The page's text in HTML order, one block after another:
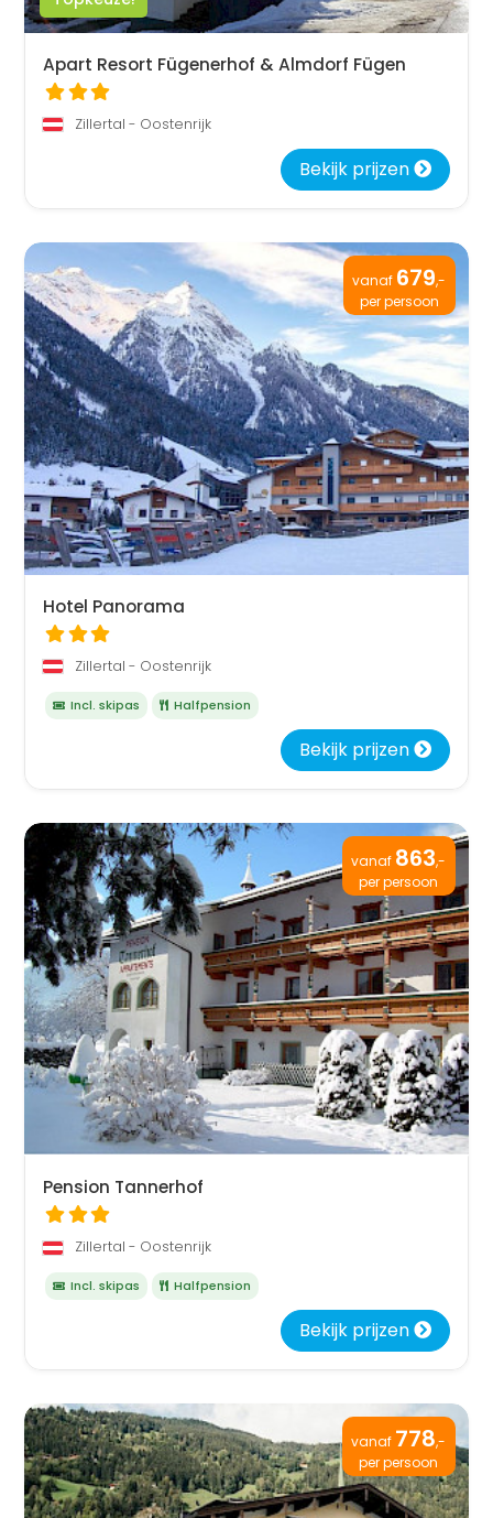
Apart Resort Fügenerhof & Almdorf Fügen
Zillertal - Oostenrijk
Bekijk prijzen
vanaf 679,-
per persoon
Hotel Panorama
Zillertal - Oostenrijk
Incl. skipas Halfpension
Bekijk prijzen
vanaf 863,-
per persoon
Pension Tannerhof
Zillertal - Oostenrijk
Incl. skipas Halfpension
Bekijk prijzen
vanaf 778,-
per persoon